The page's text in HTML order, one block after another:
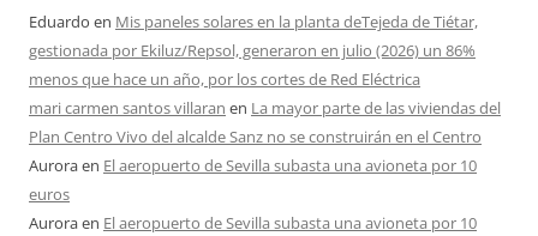
Eduardo en Mis paneles solares en la planta deTejeda de Tiétar,
gestionada por Ekiluz/Repsol, generaron en julio (2026) un 86%
menos que hace un año, por los cortes de Red Eléctrica
mari carmen santos villaran en La mayor parte de las viviendas del
Plan Centro Vivo del alcalde Sanz no se construirán en el Centro
Auroraen El aeropuerto de Sevilla subasta una avioneta por 10
euros
Auroraen El aeropuerto de Sevilla subasta una avioneta por 10